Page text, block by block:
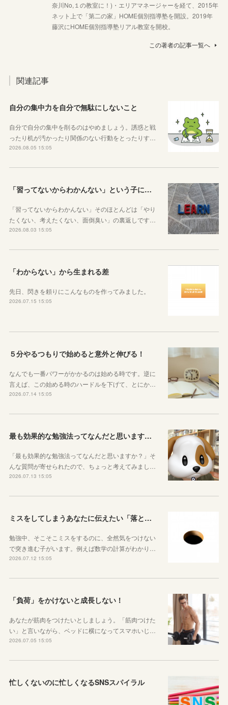
奈川No,１の教室に！)・エリアマネージャーを経て、2015年
ネット上で「第二の家」HOME個別指導塾を開設。2019年
藤沢にHOME個別指導塾リアル教室を開校。
この著者の記事一覧へ
関連記事
自分の集中力を自分で無駄にしないこと
自分で自分の集中を削るのはやめましょう。誘惑と戦
ったり机が汚かったり関係のない行動をとったりす…
2026.08.05 15:05
「習ってないからわかんない」という子に伝えたい、勉強しようと思ったらその方法はいくらでもあるということ
「習ってないからわかんない」そのほとんどは「やり
たくない、考えたくない、面倒臭い」の裏返しです…
2026.08.03 15:05
「わからない」から生まれる差
先日、閃きを頼りにこんなものを作ってみました。
2026.07.15 15:05
５分やるつもりで始めると意外と伸びる！
なんでも一番パワーがかかるのは始める時です。逆に
言えば、この始める時のハードルを下げて、とにか…
2026.07.14 15:05
最も効果的な勉強法ってなんだと思いますか？
「最も効果的な勉強法ってなんだと思いますか？」そ
んな質問が寄せられたので、ちょっと考えてみまし…
2026.07.13 15:05
ミスをしてしまうあなたに伝えたい「落とし穴がある道は早歩きしない」ということ
勉強中、そこそこミスをするのに、全然気をつけない
で突き進む子がいます。例えば数学の計算がわかり…
2026.07.12 15:05
「負荷」をかけないと成長しない！
あなたが筋肉をつけたいとしましょう。「筋肉つけた
い」と言いながら、ベッドに横になってスマホいじ…
2026.07.05 15:05
忙しくないのに忙しくなるSNSスパイラル